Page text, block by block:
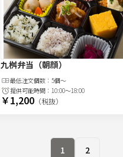
九桝弁当（朝顔）
最低注文個数：5個～
提供可能時間：10:00～18:00
￥1,200 （税抜）
1 2